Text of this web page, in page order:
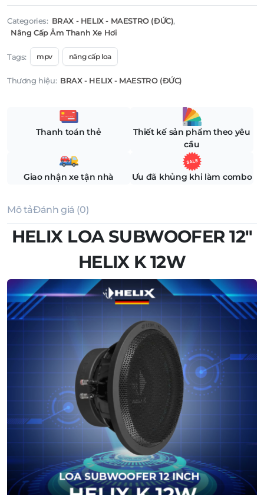
Categories: BRAX - HELIX - MAESTRO (ĐỨC),
Nâng Cấp Âm Thanh Xe Hơi
Tags: mpv nâng cấp loa
Thương hiệu: BRAX - HELIX - MAESTRO (ĐỨC)
Thanh toán thẻ
Thiết kế sản phẩm theo yêu
cầu
Giao nhận xe tận nhà Ưu đã khủng khi làm combo
Mô tảĐánh giá (0)
HELIX LOA SUBWOOFER 12″
HELIX K 12W